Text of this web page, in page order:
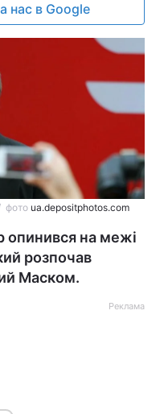
нас в Google
фото ua.depositphotos.com
опинився на межі
розпочав
Маском.
Реклама